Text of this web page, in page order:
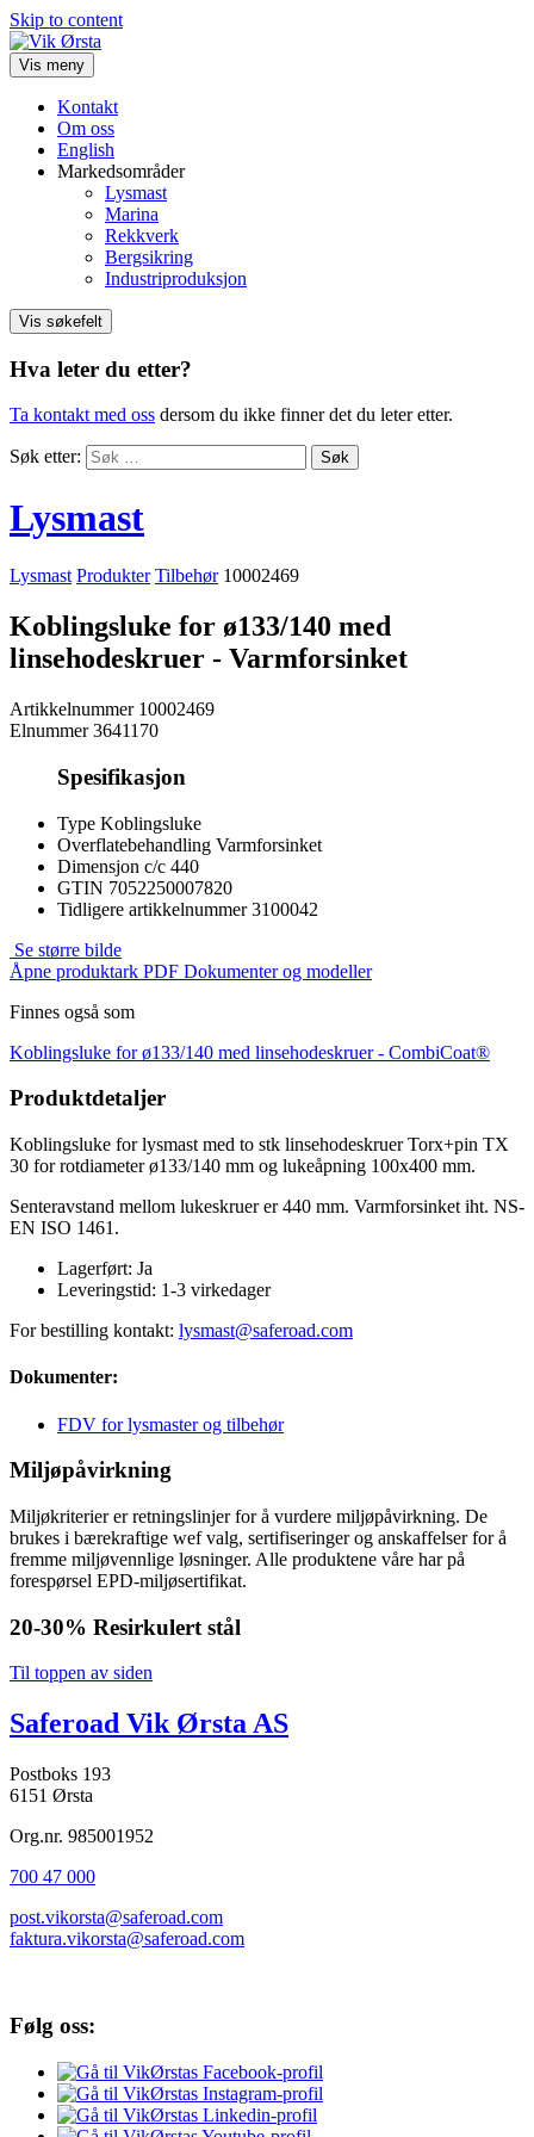
Skip to content
Vis meny
Kontakt
Om oss
English
Markedsområder
Lysmast
Marina
Rekkverk
Bergsikring
Industriproduksjon
Vis søkefelt
Hva leter du etter?
Ta kontakt med oss dersom du ikke finner det du leter etter.
Søk etter:
Lysmast
Lysmast Produkter Tilbehør 10002469
Koblingsluke for ø133/140 med
linsehodeskruer - Varmforsinket
Artikkelnummer 10002469
Elnummer 3641170
Spesifikasjon
Type Koblingsluke
Overflatebehandling Varmforsinket
Dimensjon c/c 440
GTIN 7052250007820
Tidligere artikkelnummer 3100042
Se større bilde
Åpne produktark PDF Dokumenter og modeller
Finnes også som
Koblingsluke for ø133/140 med linsehodeskruer - CombiCoat®
Produktdetaljer
Koblingsluke for lysmast med to stk linsehodeskruer Torx+pin TX
30 for rotdiameter ø133/140 mm og lukeåpning 100x400 mm.
Senteravstand mellom lukeskruer er 440 mm. Varmforsinket iht. NS-
EN ISO 1461.
Lagerført: Ja
Leveringstid: 1-3 virkedager
For bestilling kontakt: lysmast@saferoad.com
Dokumenter:
FDV for lysmaster og tilbehør
Miljøpåvirkning
Miljøkriterier er retningslinjer for å vurdere miljøpåvirkning. De
brukes i bærekraftige wef valg, sertifiseringer og anskaffelser for å
fremme miljøvennlige løsninger. Alle produktene våre har på
forespørsel EPD-miljøsertifikat.
20-30% Resirkulert stål
Til toppen av siden
Saferoad Vik Ørsta AS
Postboks 193
6151 Ørsta
Org.nr. 985001952
700 47 000
post.vikorsta@saferoad.com
faktura.vikorsta@saferoad.com
Følg oss: